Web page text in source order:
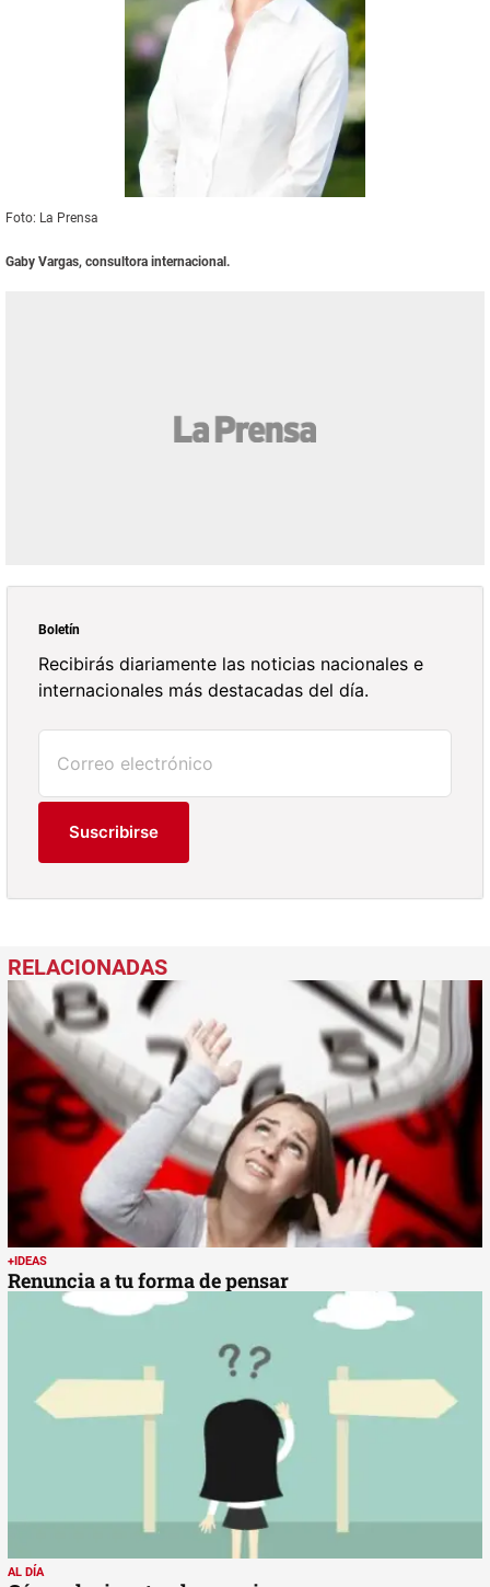
Foto: La Prensa
Gaby Vargas, consultora internacional.
Boletín
Recibirás diariamente las noticias nacionales e
internacionales más destacadas del día.
Suscribirse
+IDEAS
Renuncia a tu forma de pensar
AL DÍA